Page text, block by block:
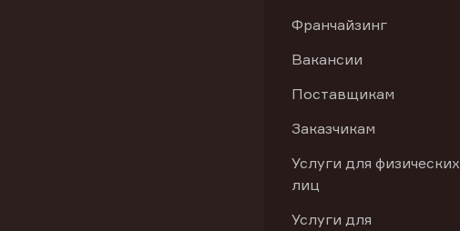
Франчайзинг
Вакансии
Поставщикам
Заказчикам
Услуги для физических
лиц
Услуги для